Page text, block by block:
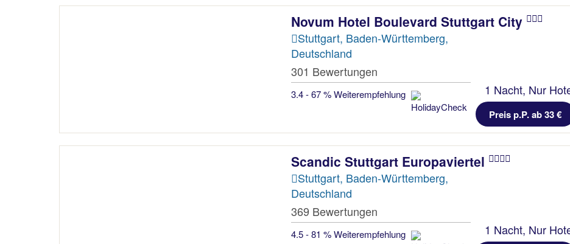
Novum Hotel Boulevard Stuttgart City
Stuttgart, Baden-Württemberg,
Deutschland
301 Bewertungen
3.4 - 67 % Weiterempfehlung 1 Nacht, Nur
Preis p.P. ab 33 €
Scandic Stuttgart Europaviertel
Stuttgart, Baden-Württemberg,
Deutschland
369 Bewertungen
4.5 - 81 % Weiterempfehlung 1 Nacht, Nur